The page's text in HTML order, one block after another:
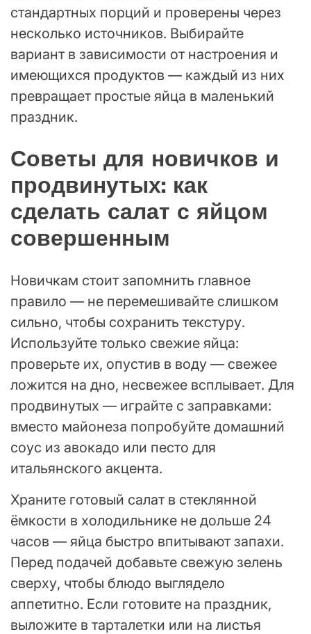
стандартных порций и проверены через
несколько источников. Выбирайте
вариант в зависимости от настроения и
имеющихся продуктов — каждый из них
превращает простые яйца в маленький
праздник.
Советы для новичков и
продвинутых: как
сделать салат с яйцом
совершенным
Новичкам стоит запомнить главное
правило — не перемешивайте слишком
сильно, чтобы сохранить текстуру.
Используйте только свежие яйца:
проверьте их, опустив в воду — свежее
ложится на дно, несвежее всплывает. Для
продвинутых — играйте с заправками:
вместо майонеза попробуйте домашний
соус из авокадо или песто для
итальянского акцента.
Храните готовый салат в стеклянной
ёмкости в холодильнике не дольше 24
часов — яйца быстро впитывают запахи.
Перед подачей добавьте свежую зелень
сверху, чтобы блюдо выглядело
аппетитно. Если готовите на праздник,
выложите в тарталетки или на листья